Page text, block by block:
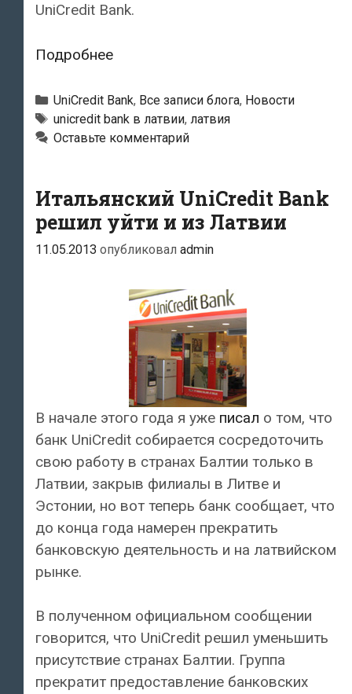
UniCredit Bank.
ПодробнееВласти
пообещали
защитить
вкладчиков
Bank»
Рубрики
UniCredit Bank, Все записи блога, Новости
Тэги
unicredit bank в латвии, латвия
Оставьте комментарий
Итальянский UniCredit Bank
решил уйти и из Латвии
11.05.2013 опубликовал admin
В начале этого года я уже писал о том, что
банк UniCredit собирается сосредоточить
свою работу в странах Балтии только в
Латвии, закрыв филиалы в Литве и
Эстонии, но вот теперь банк сообщает, что
до конца года намерен прекратить
банковскую деятельность и на латвийском
рынке.
В полученном официальном сообщении
говорится, что UniCredit решил уменьшить
присутствие странах Балтии. Группа
прекратит предоставление банковских